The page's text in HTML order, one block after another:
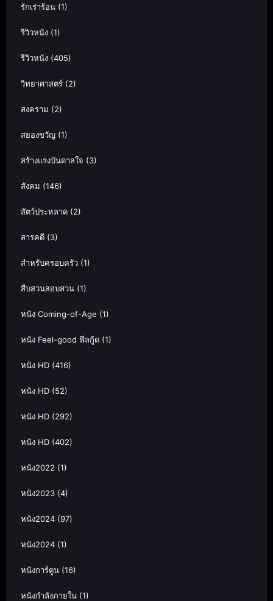
รักเร่าร้อน (1)
รีวิวหนัง (1)
รีวิวหนัง (405)
วิทยาศาสตร์ (2)
สงคราม (2)
สยองขวัญ (1)
สร้างแรงบันดาลใจ (3)
สังคม (146)
สัตว์ประหลาด (2)
สารคดี (3)
สำหรับครอบครัว (1)
สืบสวนสอบสวน (1)
หนัง Coming-of-Age (1)
หนัง Feel-good ฟีลกู้ด (1)
หนัง HD (416)
หนัง HD (52)
หนัง HD (292)
หนัง HD (402)
หนัง2022 (1)
หนัง2023 (4)
หนัง2024 (97)
หนัง2024 (1)
หนังการ์ตูน (16)
หนังกำลังภายใน (1)